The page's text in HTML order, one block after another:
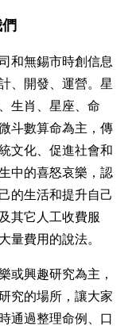
和無錫市時創信息
、開發、運營。 星
生肖、星座、命
斗數算命為主，傳
文化、促進社會和
中的喜怒哀樂，認
的生活和提升自己
其它人工收費服
量費用的說法。
或興趣研究為主，
究的場所，讓大家
通過整理命例、口